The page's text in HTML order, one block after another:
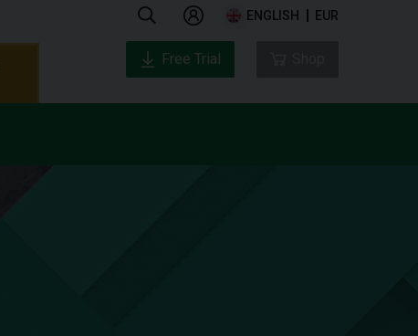
ENGLISH EUR
Free Trial